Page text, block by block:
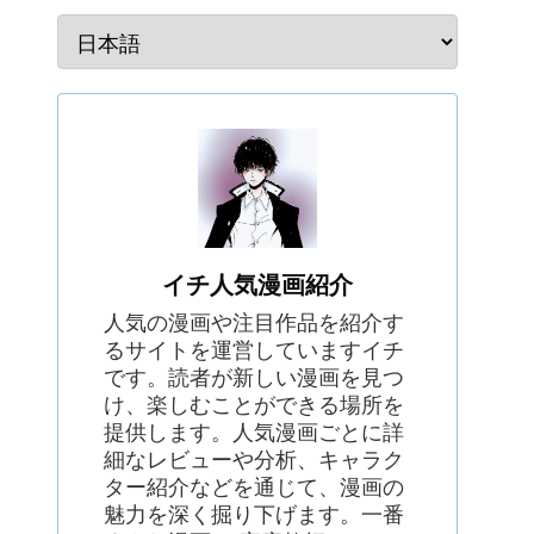
イチ人気漫画紹介
人気の漫画や注目作品を紹介す
るサイトを運営していますイチ
です。読者が新しい漫画を見つ
け、楽しむことができる場所を
提供します。人気漫画ごとに詳
細なレビューや分析、キャラク
ター紹介などを通じて、漫画の
魅力を深く掘り下げます。一番